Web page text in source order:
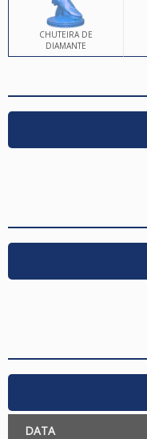
CHUTEIRA DE
DIAMANTE
DATA